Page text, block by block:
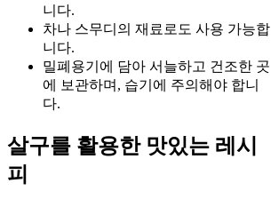
니다.
차나 스무디의 재료로도 사용 가능합
니다.
밀폐용기에 담아 서늘하고 건조한 곳
에 보관하며, 습기에 주의해야 합니
다.
살구를 활용한 맛있는 레시
피